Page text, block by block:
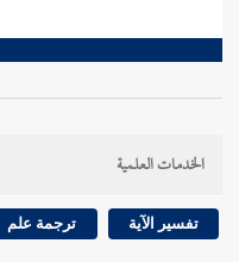
الخدمات العلمية
تفسير الآية ترجمة علم